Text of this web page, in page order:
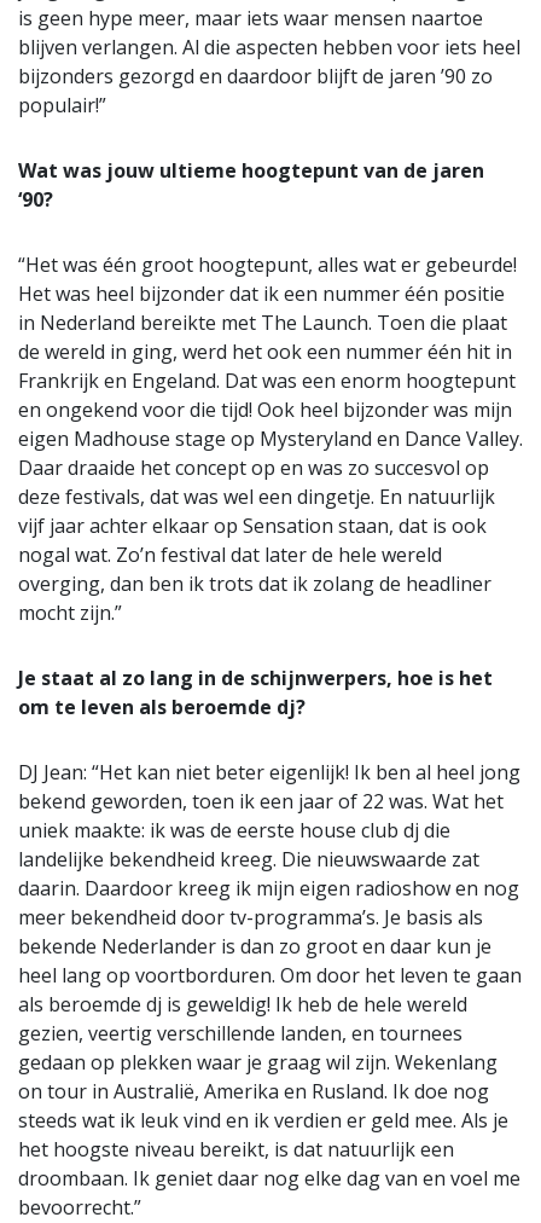
is geen hype meer, maar iets waar mensen naartoe
blijven verlangen. Al die aspecten hebben voor iets heel
bijzonders gezorgd en daardoor blijft de jaren ’90 zo
populair!”
Wat was jouw ultieme hoogtepunt van de jaren
‘90?
“Het was één groot hoogtepunt, alles wat er gebeurde!
Het was heel bijzonder dat ik een nummer één positie
in Nederland bereikte met The Launch. Toen die plaat
de wereld in ging, werd het ook een nummer één hit in
Frankrijk en Engeland. Dat was een enorm hoogtepunt
en ongekend voor die tijd! Ook heel bijzonder was mijn
eigen Madhouse stage op Mysteryland en Dance Valley.
Daar draaide het concept op en was zo succesvol op
deze festivals, dat was wel een dingetje. En natuurlijk
vijf jaar achter elkaar op Sensation staan, dat is ook
nogal wat. Zo’n festival dat later de hele wereld
overging, dan ben ik trots dat ik zolang de headliner
mocht zijn.”
Je staat al zo lang in de schijnwerpers, hoe is het
om te leven als beroemde dj?
DJ Jean: “Het kan niet beter eigenlijk! Ik ben al heel jong
bekend geworden, toen ik een jaar of 22 was. Wat het
uniek maakte: ik was de eerste house club dj die
landelijke bekendheid kreeg. Die nieuwswaarde zat
daarin. Daardoor kreeg ik mijn eigen radioshow en nog
meer bekendheid door tv-programma’s. Je basis als
bekende Nederlander is dan zo groot en daar kun je
heel lang op voortborduren. Om door het leven te gaan
als beroemde dj is geweldig! Ik heb de hele wereld
gezien, veertig verschillende landen, en tournees
gedaan op plekken waar je graag wil zijn. Wekenlang
on tour in Australië, Amerika en Rusland. Ik doe nog
steeds wat ik leuk vind en ik verdien er geld mee. Als je
het hoogste niveau bereikt, is dat natuurlijk een
droombaan. Ik geniet daar nog elke dag van en voel me
bevoorrecht.”